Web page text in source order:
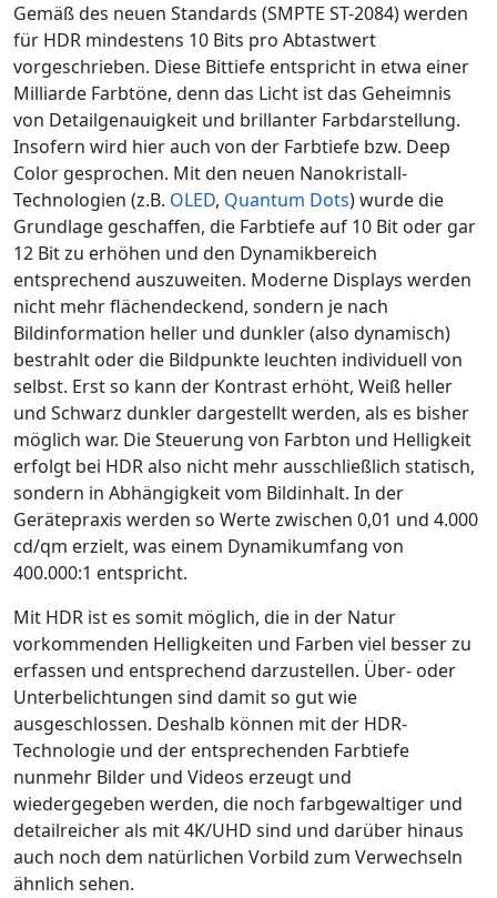
Gemäß des neuen Standards (SMPTE ST-2084) werden
für HDR mindestens 10 Bits pro Abtastwert
vorgeschrieben. Diese Bittiefe entspricht in etwa einer
Milliarde Farbtöne, denn das Licht ist das Geheimnis
von Detailgenauigkeit und brillanter Farbdarstellung.
Insofern wird hier auch von der Farbtiefe bzw. Deep
Color gesprochen. Mit den neuen Nanokristall-
Technologien (z.B. OLED, Quantum Dots) wurde die
Grundlage geschaffen, die Farbtiefe auf 10 Bit oder gar
12 Bit zu erhöhen und den Dynamikbereich
entsprechend auszuweiten. Moderne Displays werden
nicht mehr flächendeckend, sondern je nach
Bildinformation heller und dunkler (also dynamisch)
bestrahlt oder die Bildpunkte leuchten individuell von
selbst. Erst so kann der Kontrast erhöht, Weiß heller
und Schwarz dunkler dargestellt werden, als es bisher
möglich war. Die Steuerung von Farbton und Helligkeit
erfolgt bei HDR also nicht mehr ausschließlich statisch,
sondern in Abhängigkeit vom Bildinhalt. In der
Gerätepraxis werden so Werte zwischen 0,01 und 4.000
cd/qm erzielt, was einem Dynamikumfang von
400.000:1 entspricht.
Mit HDR ist es somit möglich, die in der Natur
vorkommenden Helligkeiten und Farben viel besser zu
erfassen und entsprechend darzustellen. Über- oder
Unterbelichtungen sind damit so gut wie
ausgeschlossen. Deshalb können mit der HDR-
Technologie und der entsprechenden Farbtiefe
nunmehr Bilder und Videos erzeugt und
wiedergegeben werden, die noch farbgewaltiger und
detailreicher als mit 4K/UHD sind und darüber hinaus
auch noch dem natürlichen Vorbild zum Verwechseln
ähnlich sehen.